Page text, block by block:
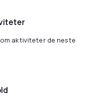
aktiviteter de neste